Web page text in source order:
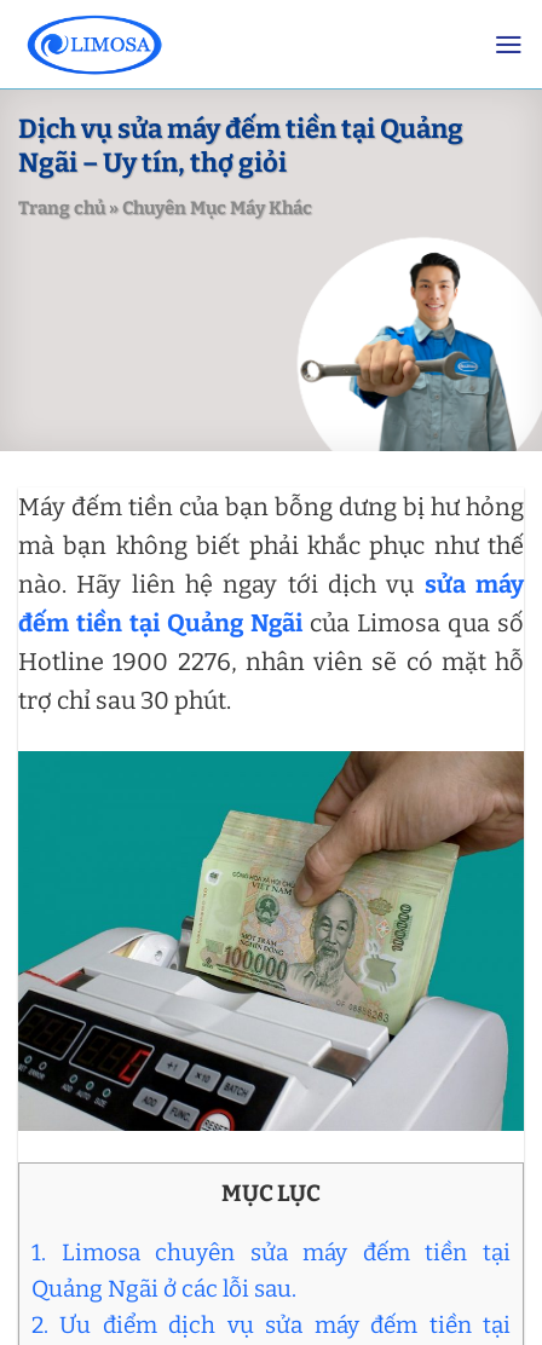
content
Dịch vụ sửa máy đếm tiền tại Quảng
Ngãi – Uy tín, thợ giỏi
Trang chủ»Chuyên Mục Máy Khác
Máy đếm tiền của bạn bỗng dưng bị hư hỏng
mà bạn không biết phải khắc phục như thế
nào. Hãy liên hệ ngay tới dịch vụ sửa máy
đếm tiền tại Quảng Ngãi của Limosa qua số
Hotline 1900 2276, nhân viên sẽ có mặt hỗ
trợ chỉ sau 30 phút.
MỤC LỤC
1. Limosa chuyên sửa máy đếm tiền tại
Quảng Ngãi ở các lỗi sau.
2. Ưu điểm dịch vụ sửa máy đếm tiền tại